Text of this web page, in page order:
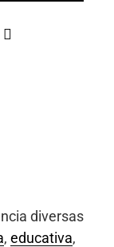
diversas
, educativa,